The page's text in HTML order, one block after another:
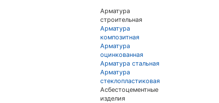
Арматура
строительная
Арматура
композитная
Арматура
оцинкованная
Арматура стальная
Арматура
стеклопластиковая
Асбестоцементные
изделия